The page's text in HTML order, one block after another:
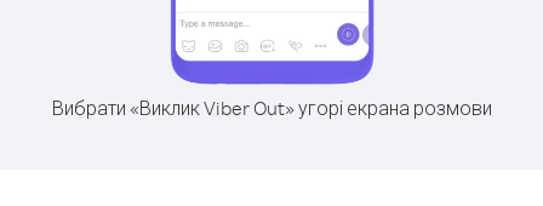
Вибрати «Виклик Viber Out» угорі екрана розмови